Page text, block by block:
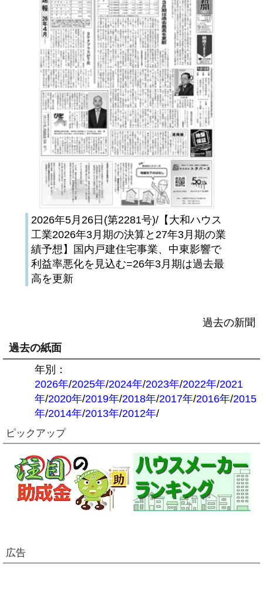
2026年5月26日(第2281号)/【大和ハウス
工業2026年3月期の決算と27年3月期の業
績予想】国内戸建住宅事業、中東影響で
利益率悪化を見込む=26年3月期は過去最
高を更新
過去の新聞
過去の紙面
年別：
2026年/2025年/2024年/2023年/2022年/2021
年/2020年/2019年/2018年/2017年/2016年/2015
年/2014年/2013年/2012年/
ピックアップ
広告